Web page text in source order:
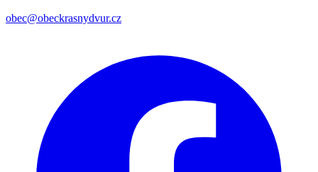
obec@obeckrasnydvur.cz